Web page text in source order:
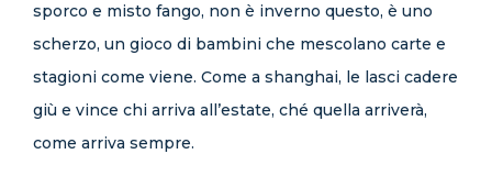
sporco e misto fango, non è inverno questo, è uno
scherzo, un gioco di bambini che mescolano carte e
stagioni come viene. Come a shanghai, le lasci cadere
giù e vince chi arriva all’estate, ché quella arriverà,
come arriva sempre.